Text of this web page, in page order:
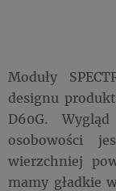
Moduły
designu
D60G.
osobowości
wierzchniej
mamy gładkie